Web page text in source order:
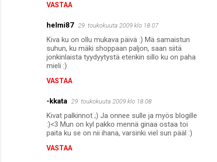
VASTAA
helmi87 29. toukokuuta 2009 klo 18.07
Kiva ku on ollu mukava päivä :) Mä samaistun
suhun, ku mäki shoppaan paljon, saan siitä
jonkinlaista tyydyytystä etenkin sillo ku on paha
mieli :)
VASTAA
-kkata 29. toukokuuta 2009 klo 18.08
Kivat palkinnot ;) Ja onnee sulle ja myös blogille
:)<3 Mun on kyl pakko mennä ginaa ostaa toi
paita ku se on nii ihana, varsinki viel sun pääl :)
VASTAA